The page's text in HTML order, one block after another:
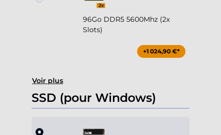
96Go DDR5 5600Mhz (2x
Slots)
+1 024,90 €*
Voir plus
SSD (pour Windows)